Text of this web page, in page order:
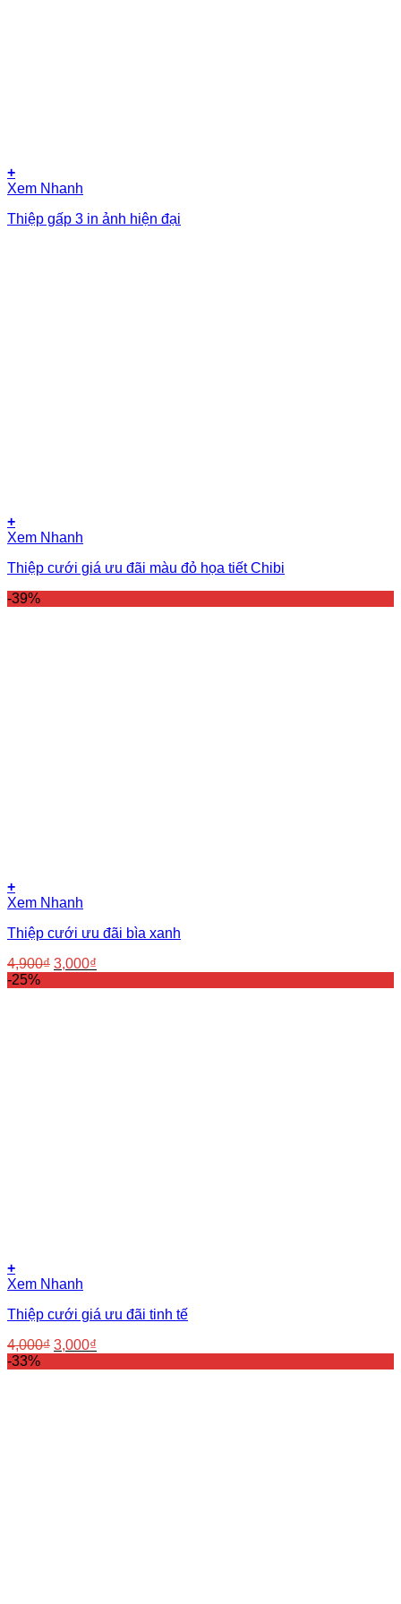
+
Xem Nhanh
Thiệp gấp 3 in ảnh hiện đại
+
Xem Nhanh
Thiệp cưới giá ưu đãi màu đỏ họa tiết Chibi
-39%
+
Xem Nhanh
Thiệp cưới ưu đãi bìa xanh
4,900₫ Giá
3,000₫
-25%
+
Xem Nhanh
Thiệp cưới giá ưu đãi tinh tế
4,000₫ Giá
3,000₫
-33%